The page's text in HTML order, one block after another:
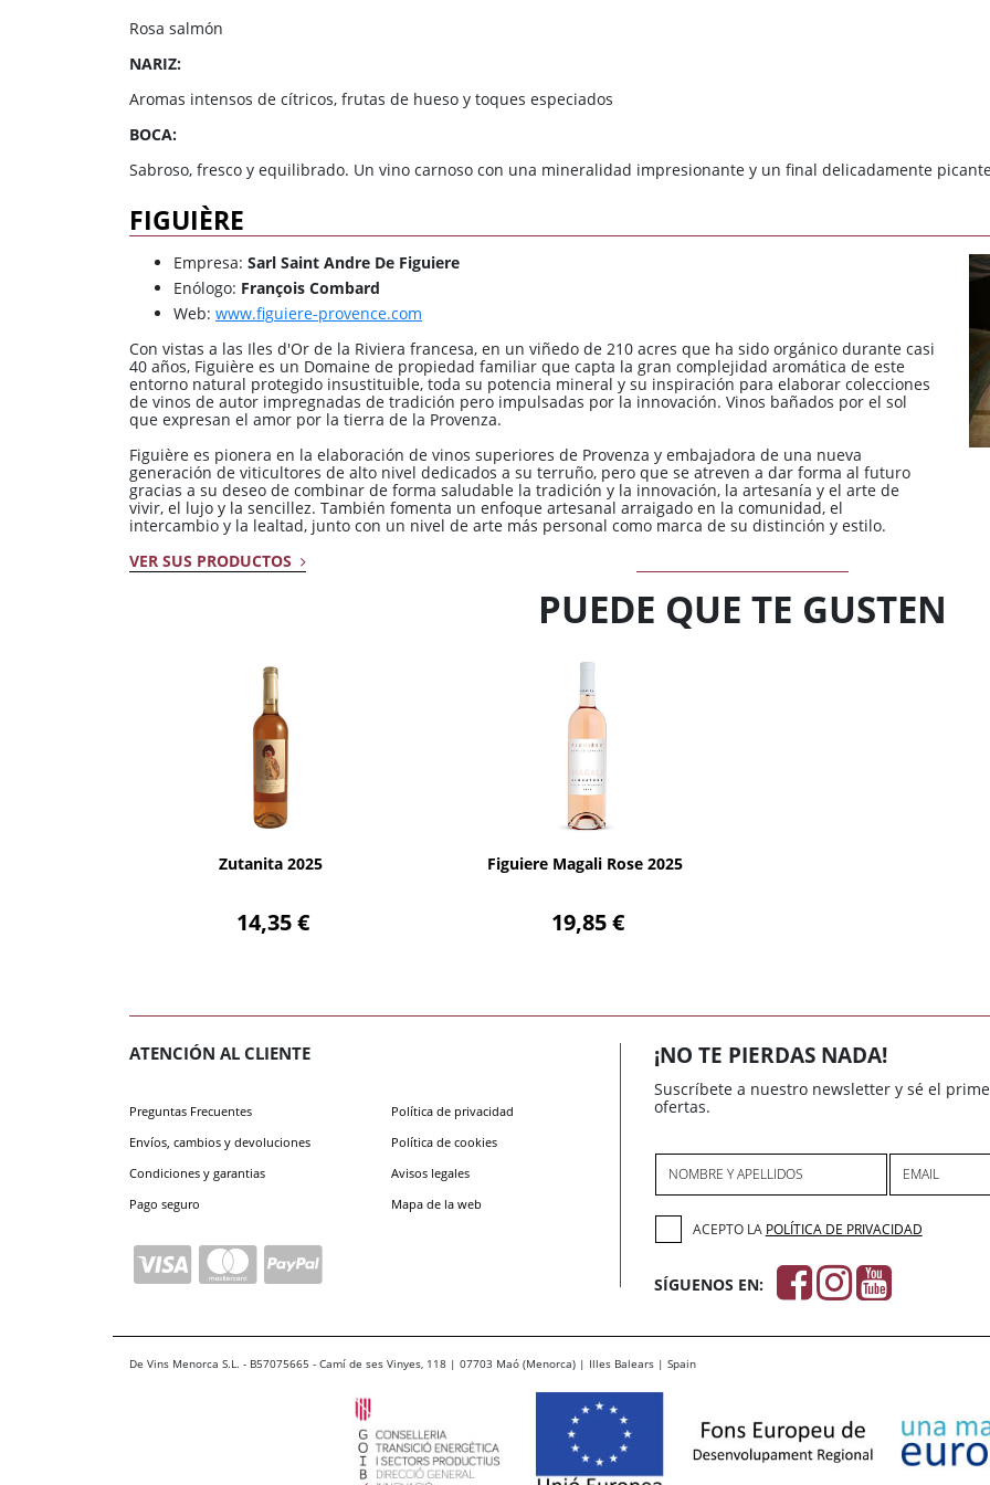
Rosa salmón
NARIZ:
Aromas intensos de cítricos, frutas de hueso y toques especiados
BOCA:
Sabroso, fresco y equilibrado. Un vino carnoso con una mineralidad impresionante y un final delicadamente
FIGUIÈRE
Empresa: Sarl Saint Andre De Figuiere
Enólogo: François Combard
Web: www.figuiere-provence.com
Con vistas a las Iles d'Or de la Riviera francesa, en un viñedo de 210 acres que ha sido orgánico durante casi
40 años, Figuière es un Domaine de propiedad familiar que capta la gran complejidad aromática de este
entorno natural protegido insustituible, toda su potencia mineral y su inspiración para elaborar colecciones
de vinos de autor impregnadas de tradición pero impulsadas por la innovación. Vinos bañados por el sol
que expresan el amor por la tierra de la Provenza.
Figuière es pionera en la elaboración de vinos superiores de Provenza y embajadora de una nueva
generación de viticultores de alto nivel dedicados a su terruño, pero que se atreven a dar forma al futuro
gracias a su deseo de combinar de forma saludable la tradición y la innovación, la artesanía y el arte de
vivir, el lujo y la sencillez. También fomenta un enfoque artesanal arraigado en la comunidad, el
intercambio y la lealtad, junto con un nivel de arte más personal como marca de su distinción y estilo.
VER SUS PRODUCTOS
PUEDE QUE TE GUSTEN
Zutanita 2025
14,35 €
AÑADIR
Figuiere Magali Rose 2025
19,85 €
AÑADIR
ATENCIÓN AL CLIENTE
Preguntas Frecuentes
Envíos, cambios y devoluciones
Condiciones y garantias
Pago seguro
Política de privacidad
Política de cookies
Avisos legales
Mapa de la web
¡NO TE PIERDAS NADA!
Suscríbete a nuestro newsletter y sé el
ofertas.
NOMBRE Y APELLIDOS EMAIL
ACEPTO LA POLÍTICA DE PRIVACIDAD
SÍGUENOS EN:
De Vins Menorca S.L. - B57075665 - Camí de ses Vinyes, 118 | 07703 Maó (Menorca) | Illes Balears | Spain